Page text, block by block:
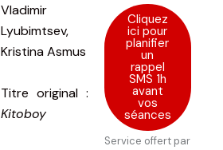
Vladimir
Lyubimtsev,
Kristina Asmus
Titre original :
Kitoboy
Cliquez
ici pour
planifier
un
rappel
SMS 1h
avant
vos
séances
Service offert par